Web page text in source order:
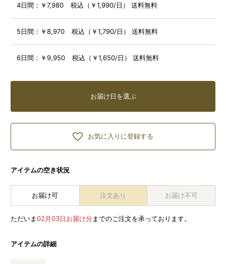
4日間： ￥7,980 税込（￥1,990/日） 送料無料
5日間： ￥8,970 税込（￥1,790/日） 送料無料
6日間： ￥9,950 税込（￥1,650/日） 送料無料
お届け日を選ぶ
お気に入りに登録する
アイテムの空き状況
お届け可 注文あり お届け不可
ただいま02月03日お届け分までのご注文を承っております。
アイテムの詳細